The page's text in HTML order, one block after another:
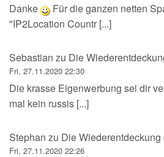
Danke
Für die ganzen netten
"IP2Location Countr [...]
Sebastian zu Die
Fri, 27.11.2020 22:30
Die krasse Eigenwerbung sei dir
mal kein russis [...]
Stephan zu Die
Fri, 27.11.2020 22:26